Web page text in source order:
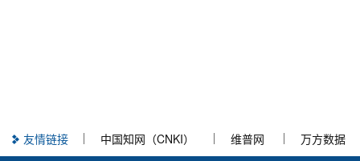
友情链接 中国知网（CNKI） 维普网 万方数据